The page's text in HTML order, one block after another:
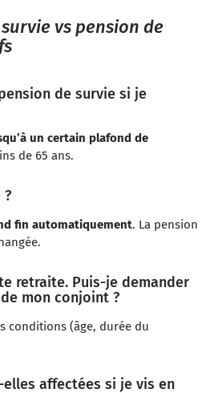
survie vs pension de
de survie si je
un certain plafond de
de 65 ans.
?
fin automatiquement. La pension
retraite. Puis-je demander
mon conjoint ?
conditions (âge, durée du
elles affectées si je vis en